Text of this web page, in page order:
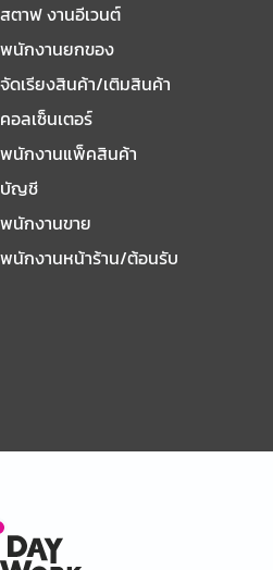
ตาฟ งานอีเวนต์
นักงานยกของ
ดเรียงสินค้า/เติมสินค้า
อลเซ็นเตอร์
พนักงานแพ็คสินค้า
บัญชี
นักงานขาย
นักงานหน้าร้าน/ต้อนรับ